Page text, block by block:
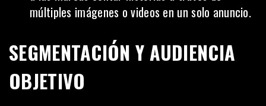
múltiples imágenes o videos en un solo anuncio.
SEGMENTACIÓN Y AUDIENCIA
OBJETIVO